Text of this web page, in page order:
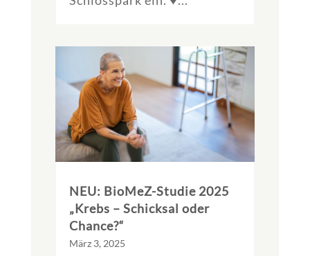
NEU: BioMeZ-Studie 2025
„Krebs – Schicksal oder
Chance?“
März 3, 2025